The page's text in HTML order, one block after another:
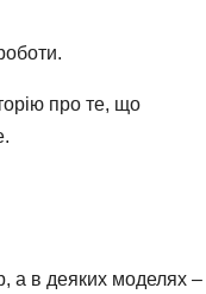
про те, що
а в деяких моделях –